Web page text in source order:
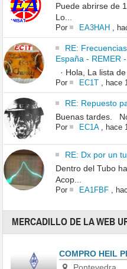
Puede abrirse de
Lo...
Por EA3HAH,
RE:
España - REMER
· Hola, La lista
Por EC1T, hace
RE: Repuesto
Buenas tardes.
Por EC1A, hace
RE: Dx por un
Dentro del Tubo
Acop...
Por EA1FBF,
MERCADILLO DE LA WEB
COMPRO HEIL